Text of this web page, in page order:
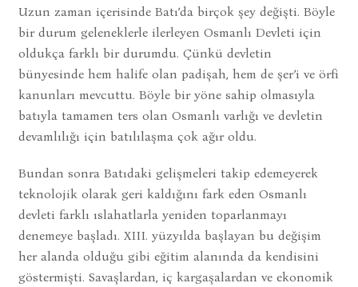
Uzun zaman içerisinde Batı’da birçok şey değişti. Böyle
bir durum geleneklerle ilerleyen Osmanlı Devleti için
oldukça farklı bir durumdu. Çünkü devletin
bünyesinde hem halife olan padişah, hem de şer’i ve örfi
kanunları mevcuttu. Böyle bir yöne sahip olmasıyla
batıyla tamamen ters olan Osmanlı varlığı ve devletin
devamlılığı için batılılaşma çok ağır oldu.
Bundan sonra Batıdaki gelişmeleri takip edemeyerek
teknolojik olarak geri kaldığını fark eden Osmanlı
devleti farklı ıslahatlarla yeniden toparlanmayı
denemeye başladı. XIII. yüzyılda başlayan bu değişim
her alanda olduğu gibi eğitim alanında da kendisini
göstermişti. Savaşlardan, iç kargaşalardan ve ekonomik